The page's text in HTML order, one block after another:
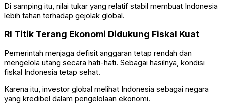
Di samping itu, nilai tukar yang relatif stabil membuat Indonesia
lebih tahan terhadap gejolak global.
RI Titik Terang Ekonomi Didukung Fiskal Kuat
Pemerintah menjaga defisit anggaran tetap rendah dan
mengelola utang secara hati-hati. Sebagai hasilnya, kondisi
fiskal Indonesia tetap sehat.
Karena itu, investor global melihat Indonesia sebagai negara
yang kredibel dalam pengelolaan ekonomi.